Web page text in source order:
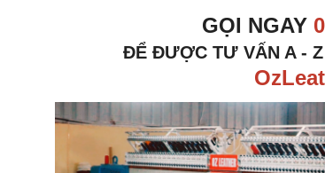
GỌI NGAY
ĐỂ ĐƯỢC TƯ VẤN A -